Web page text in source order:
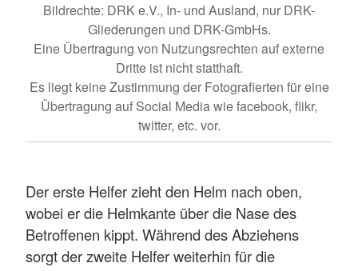
Bildrechte: DRK e.V., In- und Ausland, nur DRK-
Gliederungen und DRK-GmbHs.
Eine Übertragung von Nutzungsrechten auf externe
Dritte ist nicht statthaft.
Es liegt keine Zustimmung der Fotografierten für eine
Übertragung auf Social Media wie facebook, flikr,
twitter, etc. vor.
Der erste Helfer zieht den Helm nach oben,
wobei er die Helmkante über die Nase des
Betroffenen kippt. Während des Abziehens
sorgt der zweite Helfer weiterhin für die